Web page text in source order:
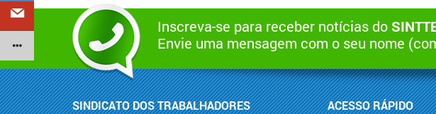
Inscreva-se para receber notícias do
Envie uma mensagem com o seu nome
SINDICATO DOS TRABALHADORES
ACESSO RÁPIDO